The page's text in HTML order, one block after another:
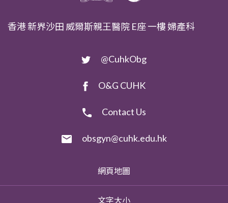
香港 新界沙田 威爾斯親王醫院 E座 一樓 婦產科
@CuhkObg
O&G CUHK
Contact Us
obsgyn@cuhk.edu.hk
網頁地圖
文字大小